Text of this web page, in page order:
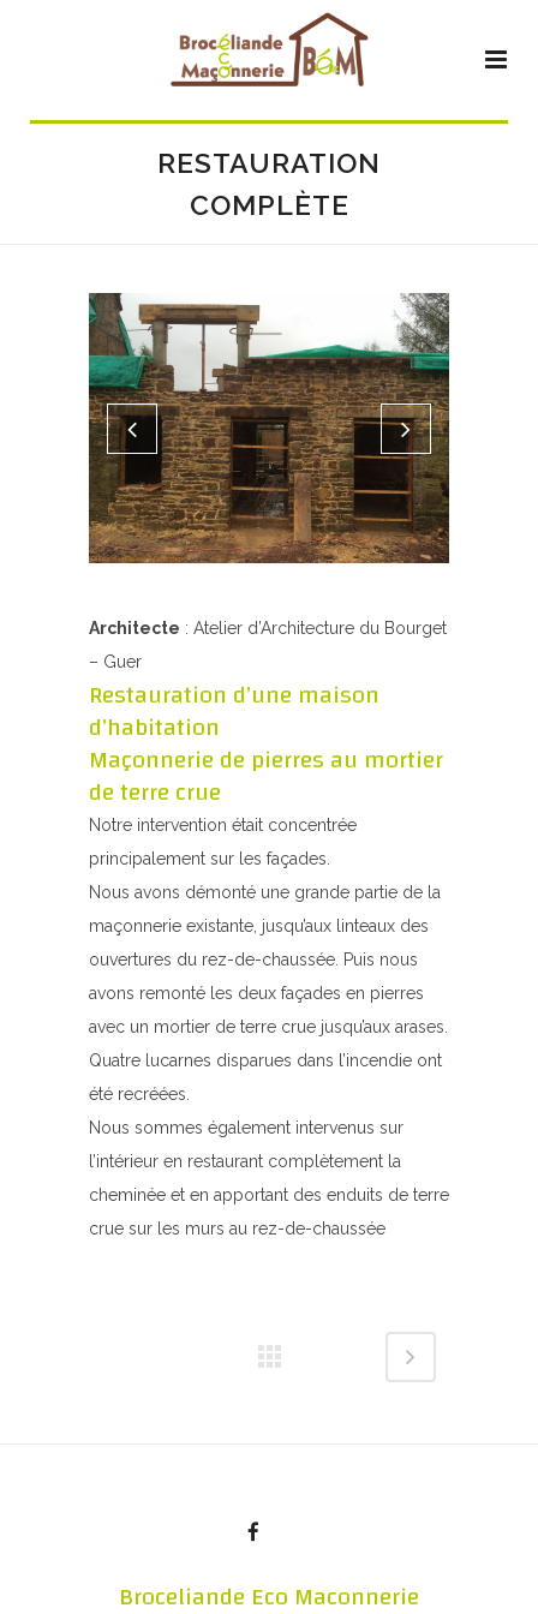
RESTAURATION
COMPLÈTE
Architecte : Atelier d’Architecture du Bourget
– Guer
Restauration d’une maison
d’habitation
Maçonnerie de pierres au mortier
de terre crue
Notre intervention était concentrée
principalement sur les façades.
Nous avons démonté une grande partie de la
maçonnerie existante, jusqu’aux linteaux des
ouvertures du rez-de-chaussée. Puis nous
avons remonté les deux façades en pierres
avec un mortier de terre crue jusqu’aux arases.
Quatre lucarnes disparues dans l’incendie ont
été recréées.
Nous sommes également intervenus sur
l’intérieur en restaurant complètement la
cheminée et en apportant des enduits de terre
crue sur les murs au rez-de-chaussée
Broceliande Eco Maconnerie